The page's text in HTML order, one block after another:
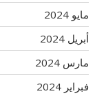
مايو 2024
أبريل 2024
مارس 2024
فبراير 2024